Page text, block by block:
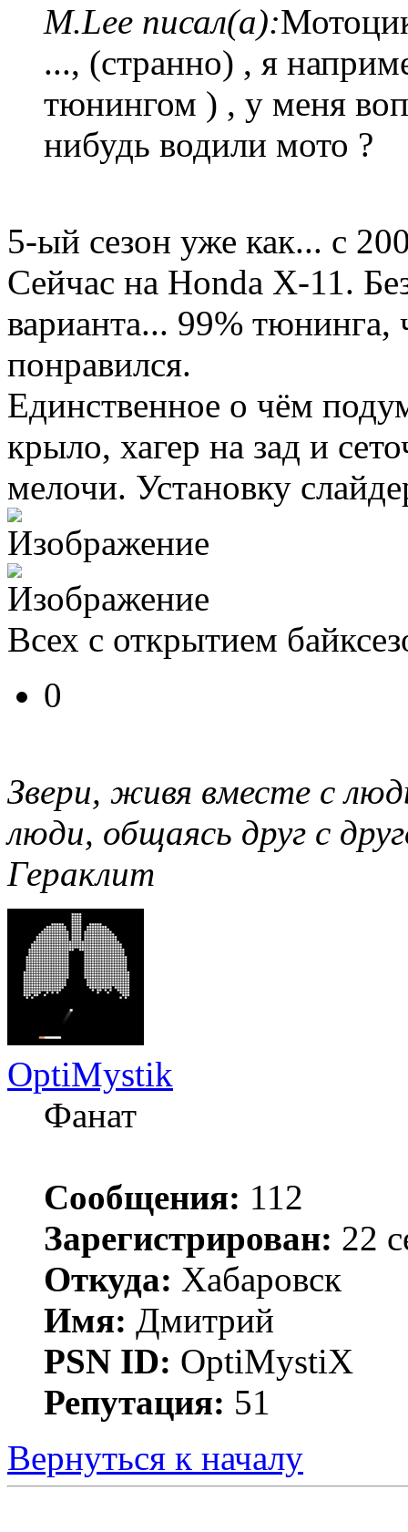
M.Lee писал(а):
..., (странно) , я
тюнингом ) , у меня
нибудь водили мото ?
5-ый сезон уже как... с
Сейчас на Honda X-11.
варианта... 99% тюнинга,
понравился.
Единственное о чём
крыло, хагер на зад и
мелочи. Установку
Всех с открытием
0
Звери, живя вместе с
люди, общаясь друг с
Гераклит
OptiMystik
Фанат
Сообщения: 112
Зарегистрирован: 22
Откуда: Хабаровск
Имя: Дмитрий
PSN ID: OptiMystiX
Репутация: 51
Вернуться к началу